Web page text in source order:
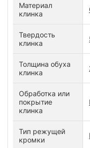
Материал
клинка
Твердость
клинка
Толщина обуха
клинка
Обработка или
покрытие
клинка
Тип режущей
кромки